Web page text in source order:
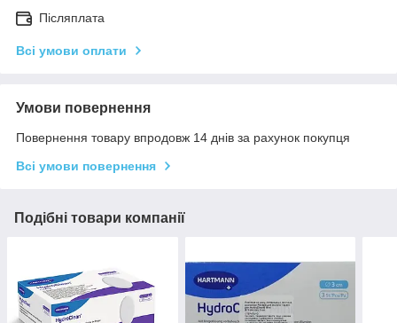
Післяплата
Всі умови оплати
Умови повернення
Повернення товару впродовж 14 днів за рахунок покупця
Всі умови повернення
Подібні товари компанії